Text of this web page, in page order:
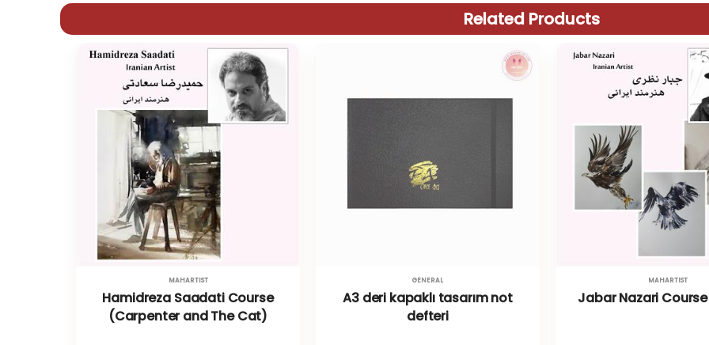
Related Products
MAHARTIST
Jabar Nazari
GENERAL
A3 deri kapaklı tasarım not
defteri
MAHARTIST
Hamidreza Saadati Course
(Carpenter and The Cat)